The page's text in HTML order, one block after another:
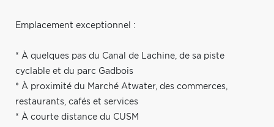
Emplacement exceptionnel :
* À quelques pas du Canal de Lachine, de sa piste
cyclable et du parc Gadbois
* À proximité du Marché Atwater, des commerces,
restaurants, cafés et services
* À courte distance du CUSM